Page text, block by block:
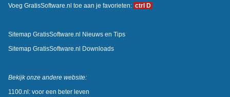
Voeg GratisSoftware.nl toe aan je favorieten: ctrl D
Sitemap GratisSoftware.nl Nieuws en Tips
Sitemap GratisSoftware.nl Downloads
Bekijk onze andere website:
1100.nl: voor een beter leven